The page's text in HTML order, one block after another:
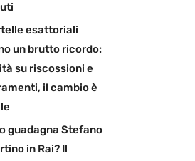
esattoriali
un brutto ricordo:
su riscossioni e
il cambio è
guadagna Stefano
in Rai? Il